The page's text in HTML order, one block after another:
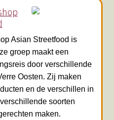
Asian Streetfood is
groep maakt een
door verschillende
Oosten. Zij maken
en de verschillen in
soorten
maken.